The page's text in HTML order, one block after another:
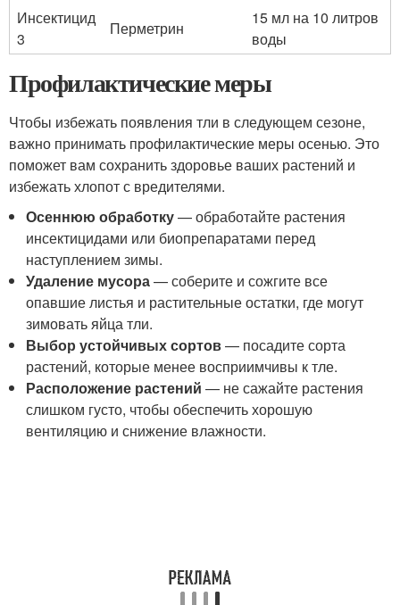
Инсектицид
3
Перметрин
15 мл на 10 литров
воды
Профилактические меры
Чтобы избежать появления тли в следующем сезоне,
важно принимать профилактические меры осенью. Это
поможет вам сохранить здоровье ваших растений и
избежать хлопот с вредителями.
Осеннюю обработку— обработайте растения
инсектицидами или биопрепаратами перед
наступлением зимы.
Удаление мусора— соберите и сожгите все
опавшие листья и растительные остатки, где могут
зимовать яйца тли.
Выбор устойчивых сортов— посадите сорта
растений, которые менее восприимчивы к тле.
Расположение растений — не сажайте растения
слишком густо, чтобы обеспечить хорошую
вентиляцию и снижение влажности.